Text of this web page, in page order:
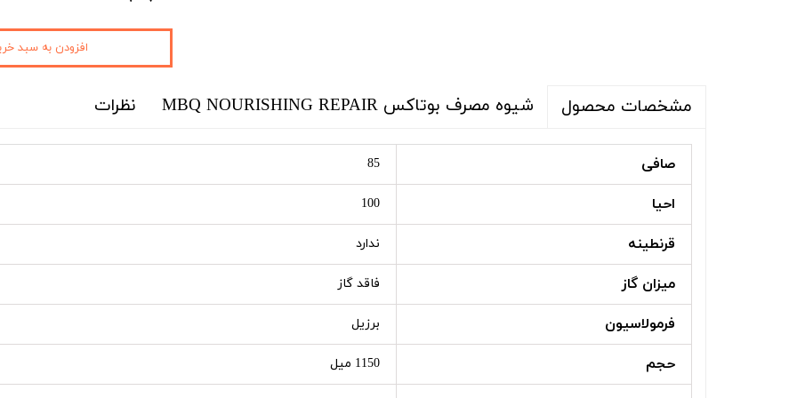
افزودن به سبد
مشخصات محصول شیوه مصرف بوتاکس MBQ NOURISHING REPAIR نظرات
صافی 85
احیا 100
قرنطینه ندارد
میزان گاز فاقد گاز
فرمولاسیون برزیل
حجم 1150 میل